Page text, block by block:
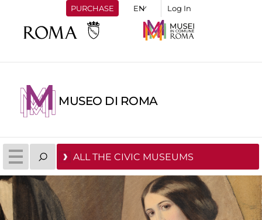
PURCHASE Log In
MUSEO DI ROMA
ALL THE CIVIC MUSEUMS